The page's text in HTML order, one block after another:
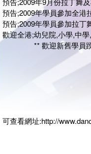
預告;2009年學員參加全港
預告;2009年學員參加拉丁
歡迎全港;幼兒院,小學,中
** 歡迎新舊學員踴躍
展藝
會長:
可查看網址:http://